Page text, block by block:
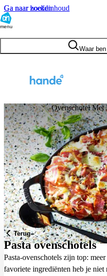
Ga naar hoofdinhoud
Ga naar zoeken
menu
Waar
Ovenschotel Met
Terug
Pasta ovenschotels
Pasta-ovenschotels zijn top:
favoriete ingrediënten heb je